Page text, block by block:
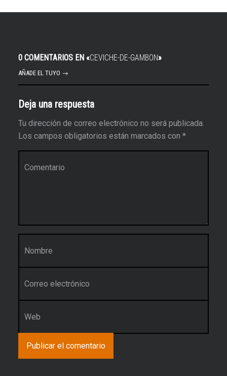
0 COMENTARIOS EN «CEVICHE-DE-GAMBON»
AÑADE EL TUYO →
Deja una respuesta
Tu dirección de correo electrónico no será publicada.
Los campos obligatorios están marcados con *
Nombre
*
Web